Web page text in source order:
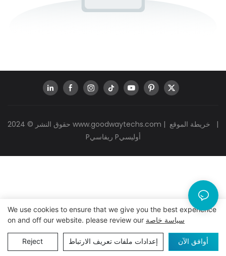
www.goodwaytechs.com |
|
Pريفاسي Pأوليسي
We use cookies to ensure that we give you the best experience
on and off our website. please review our سياسة خاصة
Reject إعدادات ملفات تعريف الارتباط أوافق الآن